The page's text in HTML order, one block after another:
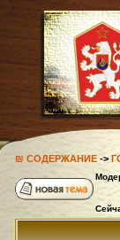
₪ СОДЕРЖАНИЕ->